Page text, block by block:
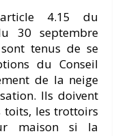
4.15 du
30 septembre
tenus de se
du Conseil
de la neige
Ils doivent
toits, les trottoirs
maison si la